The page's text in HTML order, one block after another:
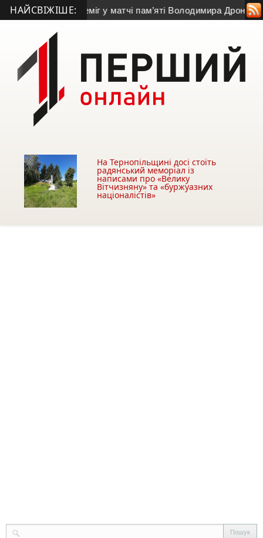
НАЙСВІЖІШЕ:
переміг у матчі пам’яті Володимира Дроня • На 44-му
На Тернопільщині досі стоїть
радянський меморіал із
написами про «Велику
Вітчизняну» та «буржуазних
націоналістів»